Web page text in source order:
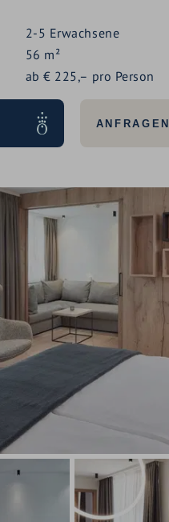
2-5 Erwachsene
56 m²
ab€ 225,– pro Person
ANFRAGEN